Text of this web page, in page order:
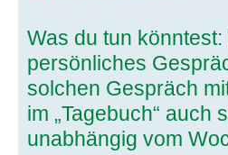
Was du tun
persönliches
solchen Gespräch
im „Tagebuch“
unabhängig vom